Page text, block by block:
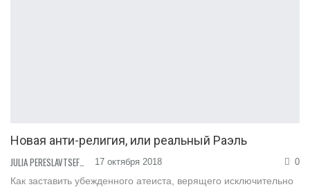
Новая анти-религия, или реальный Раэль
17 октября 2018 0
Как заставить убежденного атеиста, верящего исключительно